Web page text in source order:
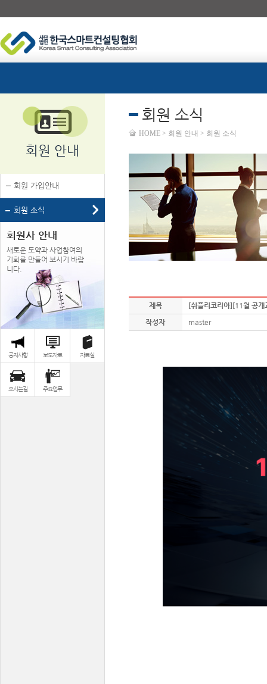
회원 안내
회원 가입안내
회원 소식
회원사 안내
새로운 도약과 사업참여의
기회를 만들어 보시기 바랍
니다.
공지사항 보도자료 자료실
오시는길 주요업무
회원 소식
HOME > 회원 안내 > 회원 소식
제목
[쉬플리코리아][11월 공
작성자
master